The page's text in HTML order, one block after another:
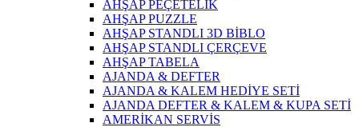
AHŞAP PEÇETELİK
AHŞAP PUZZLE
AHŞAP STANDLI 3D BİBLO
AHŞAP STANDLI ÇERÇEVE
AHŞAP TABELA
AJANDA & DEFTER
AJANDA & KALEM HEDİYE SETİ
AJANDA DEFTER & KALEM & KUPA SETİ
AMERİKAN SERVİS